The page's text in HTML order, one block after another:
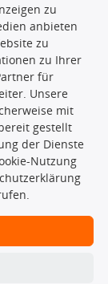
dürfen
ohne
verbreiten
Ein
Ersatzteil
um
zu
anbieten
zu
zu Ihrer
für
Unsere
mit
gestellt
der Dienste
Nutzung